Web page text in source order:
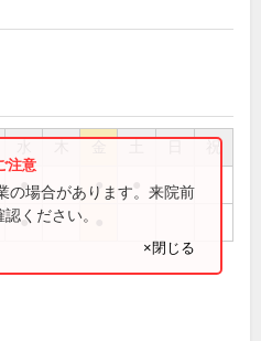
祝
● ●
●
の場合があります。来院前
ください。
×閉じる